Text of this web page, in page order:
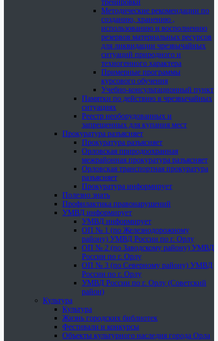
тренировки
Методические рекомендации по
созданию, хранению ,
использованию и восполнению
резервов материальных ресурсов
для ликвидации чрезвычайных
ситуаций природного и
техногенного характера
Примерные программы
курсового обучения
Учебно-консультационный пункт
Памятки по действию в чрезвычайных
ситуациях
Реестр необорудованных и
запрещенных для купания мест
Прокуратура разъясняет
Прокуратура разъясняет
Орловская природоохранная
межрайонная прокуратура разъясняет
Орловская транспортная прокуратура
разъясняет
Прокуратура информирует
Полезно знать
Профилактика правонарушений
УМВД информирует
УМВД информирует
ОП № 1 (по Железнодорожному
району) УМВД России по г. Орлу
ОП № 2 (по Заводскому району) УМВД
России по г. Орлу
ОП № 3 (по Северному району) УМВД
России по г. Орлу
УМВД России по г. Орлу (Советский
район)
Культура
Культура
Жизнь городских библиотек
Фестивали и конкурсы
Объекты культурного наследия города Орла